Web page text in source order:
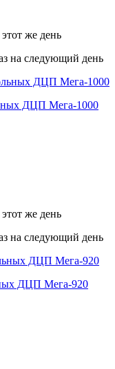
же день
на следующий день
ДЦП Мега-1000
же день
на следующий день
ДЦП Мега-920